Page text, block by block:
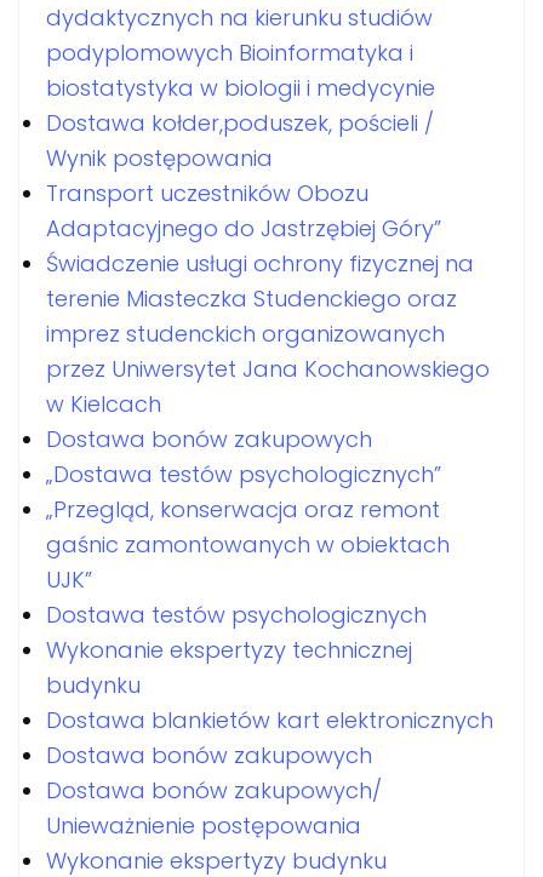
dydaktycznych na kierunku studiów
podyplomowych Bioinformatyka i
biostatystyka w biologii i medycynie
Dostawa kołder,poduszek, pościeli /
Wynik postępowania
Transport uczestników Obozu
Adaptacyjnego do Jastrzębiej Góry”
Świadczenie usługi ochrony fizycznej na
terenie Miasteczka Studenckiego oraz
imprez studenckich organizowanych
przez Uniwersytet Jana Kochanowskiego
w Kielcach
Dostawa bonów zakupowych
„Dostawa testów psychologicznych”
„Przegląd, konserwacja oraz remont
gaśnic zamontowanych w obiektach
UJK”
Dostawa testów psychologicznych
Wykonanie ekspertyzy technicznej
budynku
Dostawa blankietów kart elektronicznych
Dostawa bonów zakupowych
Dostawa bonów zakupowych/
Unieważnienie postępowania
Wykonanie ekspertyzy budynku